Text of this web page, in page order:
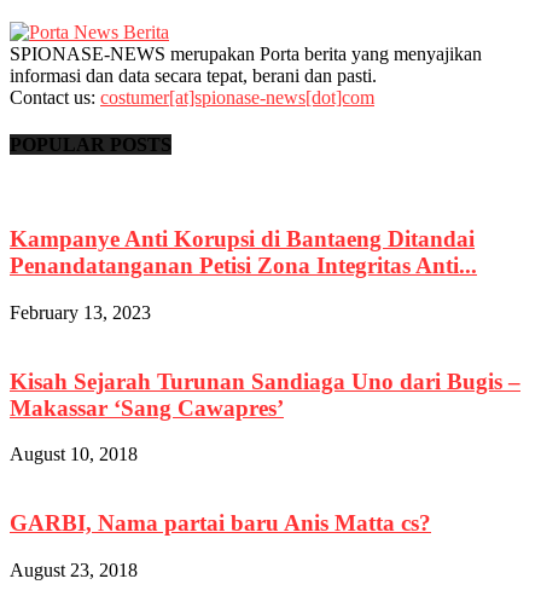
SPIONASE-NEWS merupakan Porta berita yang menyajikan
informasi dan data secara tepat, berani dan pasti.
Contact us: costumer[at]spionase-news[dot]com
POPULAR POSTS
Kampanye Anti Korupsi di Bantaeng Ditandai
Penandatanganan Petisi Zona Integritas Anti...
February 13, 2023
Kisah Sejarah Turunan Sandiaga Uno dari Bugis –
Makassar ‘Sang Cawapres’
August 10, 2018
GARBI, Nama partai baru Anis Matta cs?
August 23, 2018